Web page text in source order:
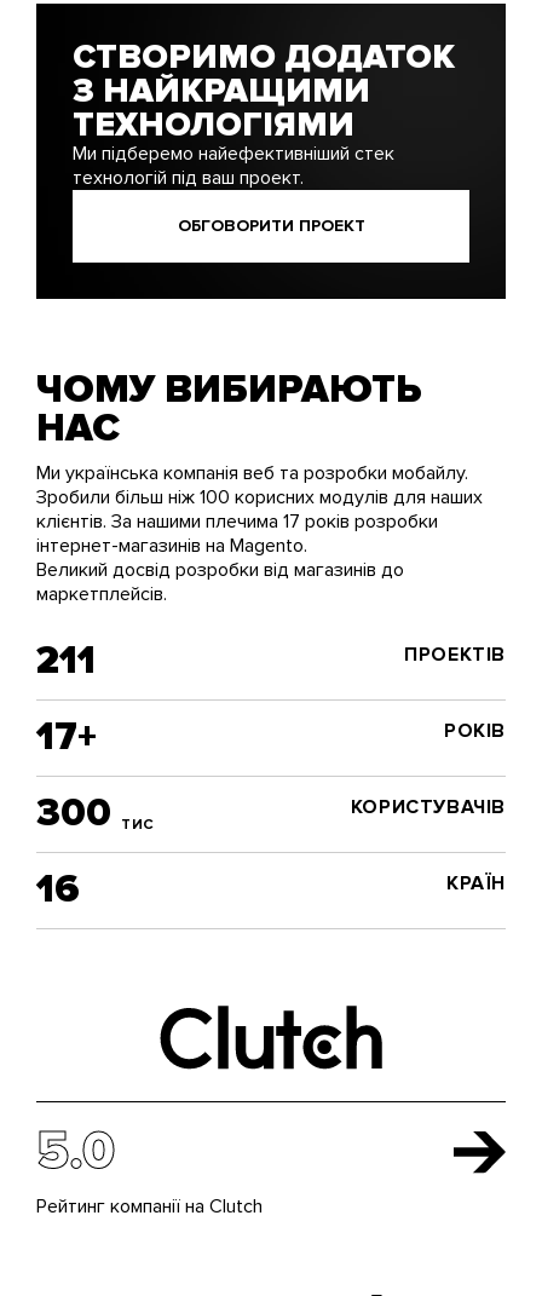
СТВОРИМО ДОДАТОК
З НАЙКРАЩИМИ
ТЕХНОЛОГІЯМИ
Ми підберемо найефективніший стек
технологій під ваш проект.
ОБГОВОРИТИ ПРОЕКТ
ЧОМУ ВИБИРАЮТЬ
НАС
Ми українська компанія веб та розробки мобайлу.
Зробили більш ніж 100 корисних модулів для наших
клієнтів. За нашими плечима 17 років розробки
інтернет-магазинів на Magento.
Великий досвід розробки від магазинів до
маркетплейсів.
211 ПРОЕКТІВ
17+ РОКІВ
300 ТИС
КОРИСТУВАЧІВ
16 КРАЇН
5.0
Рейтинг компанії на Clutch